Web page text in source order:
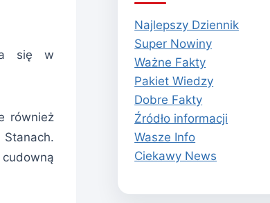
się w
również
Najlepszy Dziennik
Super Nowiny
Ważne Fakty
Pakiet Wiedzy
Dobre Fakty
Źródło informacji
Wasze Info
Ciekawy News